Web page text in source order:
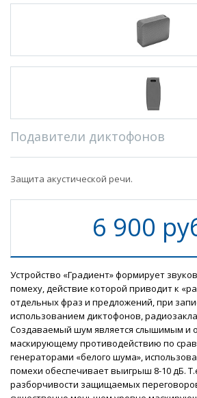
Подавители диктофонов
Защита акустической речи.
6 900
Устройство «Градиент» формирует
помеху, действие которой приводит к
отдельных фраз и предложений, при
использованием диктофонов,
Создаваемый шум является слышимым и
маскирующему противодействию по
генераторами «белого шума»,
помехи обеспечивает выигрыш 8-10 дБ.
разборчивости защищаемых